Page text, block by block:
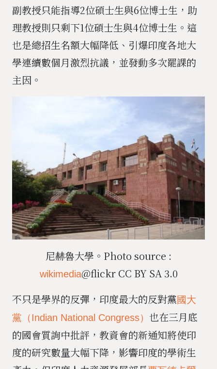
副教授只能指導2位碩士生與6位博士生，助
理教授則只剩下1位碩士生與4位博士生。這
也是總招生名額大幅降低、引爆印度各地大
學連續數個月激烈抗議，並發動多次罷課的
主因。
尼赫魯大學。Photo source :
wikimedia@flickr CC BY SA 3.0
不只是學界的反彈，印度最大的反對黨國大
黨（Indian National Congress） 也在三月底
的國會質詢中批評，教資會的新通知將使印
度的研究數量大幅下降，影響印度的學術生